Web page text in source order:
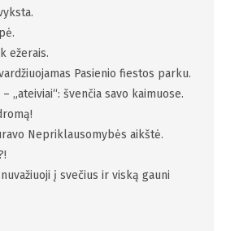
ežerais.
Pasienio fiestos parku.
„ateiviai“: švenčia savo kaimuose.
Nepriklausomybės aikštė.
į svečius ir viską gauni